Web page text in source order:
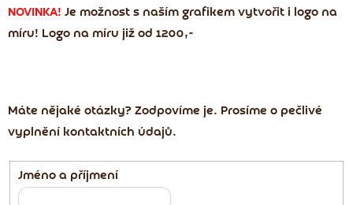
NOVINKA! Je možnost s naším grafikem vytvořit i logo na
míru! Logo na míru již od 1200,-
Máte nějaké otázky? Zodpovíme je. Prosíme o pečlivé
vyplnění kontaktních údajů.
Jméno a příjmení